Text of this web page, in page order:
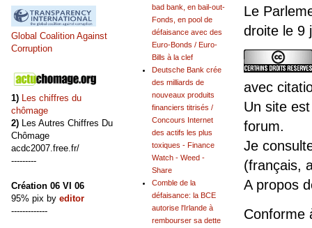
Le
droite le 9
avec
Un site
forum.
Je
(français,
A propos
Conforme
bad bank, en bail-out-
Fonds, en pool de
défaisance avec des
Euro-Bonds / Euro-
Bills à la clef
Deutsche Bank crée
des milliards de
nouveaux produits
financiers titrisés /
Concours Internet
des actifs les plus
toxiques - Finance
Watch - Weed -
Share
Comble de la
défaisance: la BCE
autorise l'Irlande à
rembourser sa dette
Global Coalition Against
Corruption
1) Les chiffres du
chômage
2) Les Autres Chiffres Du
Chômage
acdc2007.free.fr/
---------
Création 06 VI 06
95% pix by editor
-------------